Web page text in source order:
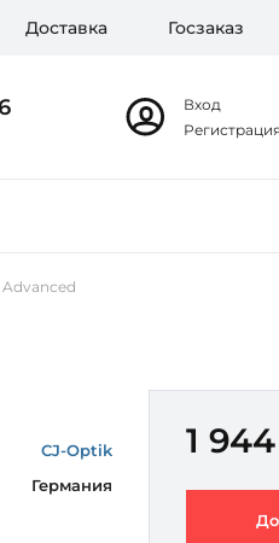
Доставка Госзаказ
Вход
Регистрация
CJ-Optik
Германия
1